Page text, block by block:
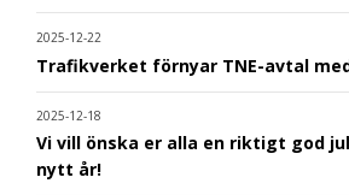
2025-12-22
Trafikverket förnyar TNE-avtal
2025-12-18
Vi vill önska er alla en riktigt god
nytt år!